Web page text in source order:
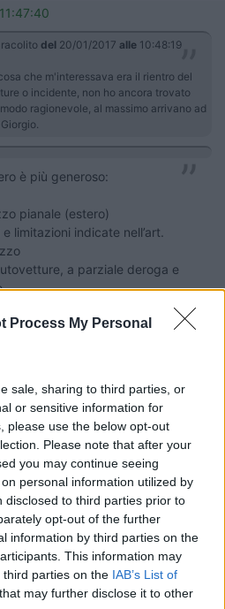
Process My Personal
sale, sharing to third parties, or
or sensitive information for
please use the below opt-out
Please note that after your
you may continue seeing
personal information utilized by
disclosed to third parties prior to
opt-out of the further
information by third parties on the
This information may
parties on the IAB’s List of
that may further disclose it to other
11:47:40
del 20/01/2017 alle 10:48:19
che m'interessava era il rientro del
o incidente, non ho ancora trovato
ragionevole, al massimo arrivano ad
è più generoso:
pianale (estero)
limitazioni indicate nell’art.
a parziale deroga e
nonché quelle della giacenza
Struttura Organizzativa, sono a
caso in cui l’entità del danno al
me era parso ragionevole...
sei tutto intento a fare altri